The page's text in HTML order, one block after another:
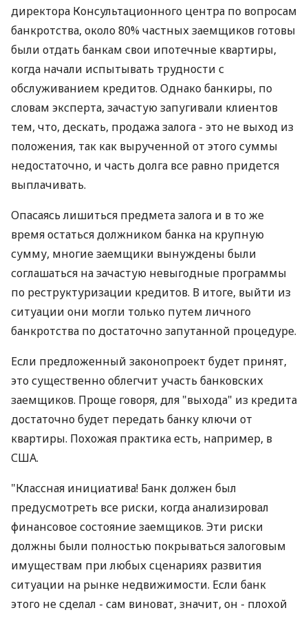
директора Консультационного центра по вопросам
банкротства, около 80% частных заемщиков готовы
были отдать банкам свои ипотечные квартиры,
когда начали испытывать трудности с
обслуживанием кредитов. Однако банкиры, по
словам эксперта, зачастую запугивали клиентов
тем, что, дескать, продажа залога - это не выход из
положения, так как вырученной от этого суммы
недостаточно, и часть долга все равно придется
выплачивать.
Опасаясь лишиться предмета залога и в то же
время остаться должником банка на крупную
сумму, многие заемщики вынуждены были
соглашаться на зачастую невыгодные программы
по реструктуризации кредитов. В итоге, выйти из
ситуации они могли только путем личного
банкротства по достаточно запутанной процедуре.
Если предложенный законопроект будет принят,
это существенно облегчит участь банковских
заемщиков. Проще говоря, для "выхода" из кредита
достаточно будет передать банку ключи от
квартиры. Похожая практика есть, например, в
США.
"Классная инициатива! Банк должен был
предусмотреть все риски, когда анализировал
финансовое состояние заемщиков. Эти риски
должны были полностью покрываться залоговым
имуществам при любых сценариях развития
ситуации на рынке недвижимости. Если банк
этого не сделал - сам виноват, значит, он - плохой